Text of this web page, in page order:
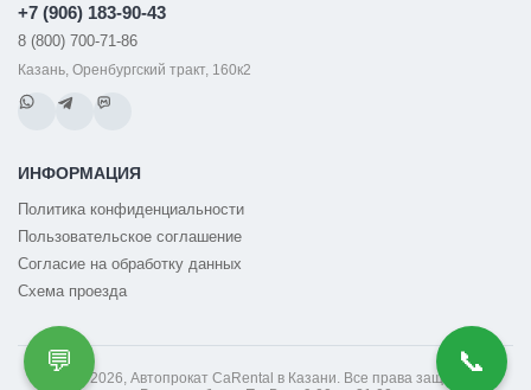
+7 (906) 183-90-43
8 (800) 700-71-86
Казань, Оренбургский тракт, 160к2
ИНФОРМАЦИЯ
Политика конфиденциальности
Пользовательское соглашение
Согласие на обработку данных
Схема проезда
© 2014-2026, Автопрокат CaRental в Казани. Все права защищены.
📞
💬